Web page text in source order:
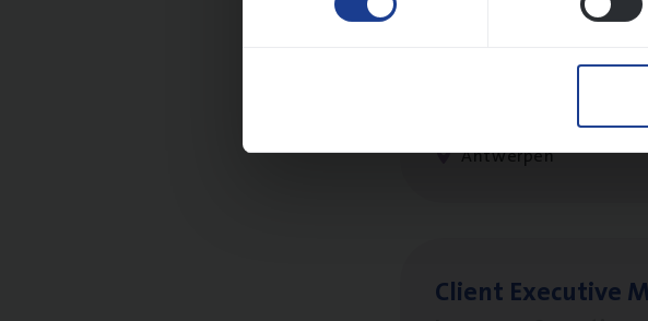
Antwerpen
Client Exe­cu­ti­ve